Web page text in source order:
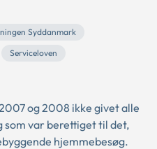
Syddanmark
Serviceloven
og 2008 ikke givet alle
som var berettiget til det,
hjemmebesøg.